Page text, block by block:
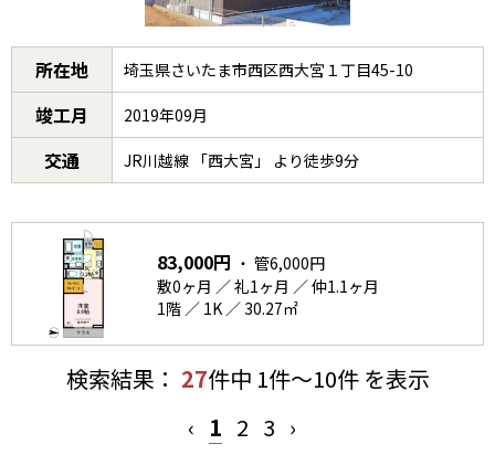
所在地 埼玉県さいたま市西区西大宮１丁目45-10
竣工月 2019年09月
交通 JR川越線 「西大宮」 より徒歩9分
83,000円 ・ 管6,000円
敷0ヶ月 ／ 礼1ヶ月 ／ 仲1.1ヶ月
1階 ／ 1K ／ 30.27㎡
検索結果： 27件中 1件～10件 を表示
‹ 1 2 3 ›